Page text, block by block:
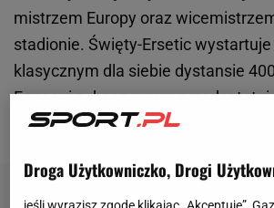
mistrzem Europy oraz
stadionie. Święty-Ersetic
klasycznym dla siebie dystansie
Ennaoui zobaczymy w
zaplanowanych konkurencji - biegu
Droga Użytkowniczko, Drogi